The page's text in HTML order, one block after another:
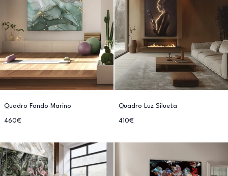
Quadro Fondo Marino
460€
Quadro Luz Silueta
410€